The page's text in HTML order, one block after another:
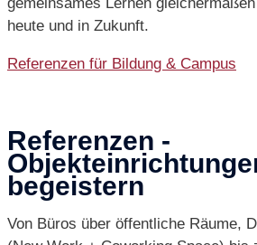
heute und in Zukunft.
Referenzen für Bildung & Campus
Referenzen -
begeistern
Von Büros über öffentliche Räume,